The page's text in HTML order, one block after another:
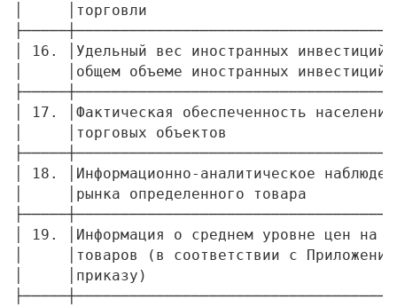
│     │торговли
│ 16. │Удельный вес иностранных
│     │общем объеме иностранных
│ 17. │Фактическая обеспеченность
│     │торговых объектов
│ 18. │Информационно-аналитическое
│     │рынка определенного
│ 19. │Информация о среднем уровне цен
│     │товаров (в соответствии с
│     │приказу)